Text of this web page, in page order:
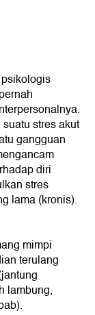
stres akut
gangguan
diri
stres
lama (kronis).
mimpi
terulang
lambung,